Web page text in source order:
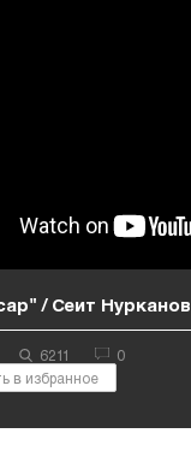
/ Сеит Нурканов
6211
0
в избранное